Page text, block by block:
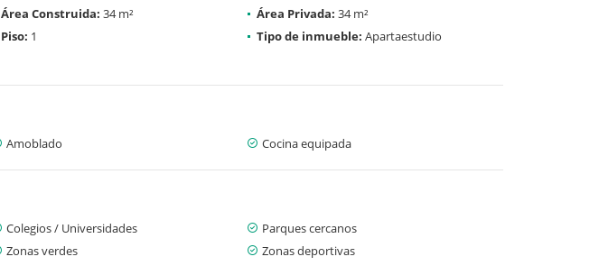
Área Construida: 34 m² Área Privada: 34 m²
Piso: 1 Tipo de inmueble: Apartaestudio
Amoblado Cocina equipada
Colegios / Universidades
Parques cercanos
Zonas verdes Zonas deportivas